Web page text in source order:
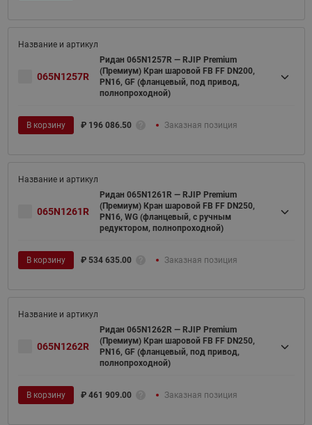
065N1257R
Ридан 065N1257R — RJIP Premium
(Премиум) Кран шаровой FB FF DN200,
PN16, GF (фланцевый, под привод,
полнопроходной)
В корзину ₽ 196 086.50 Заказная позиция
065N1261R
Ридан 065N1261R — RJIP Premium
(Премиум) Кран шаровой FB FF DN250,
PN16, WG (фланцевый, с ручным
редуктором, полнопроходной)
В корзину ₽ 534 635.00 Заказная позиция
065N1262R
Ридан 065N1262R — RJIP Premium
(Премиум) Кран шаровой FB FF DN250,
PN16, GF (фланцевый, под привод,
полнопроходной)
В корзину ₽ 461 909.00 Заказная позиция